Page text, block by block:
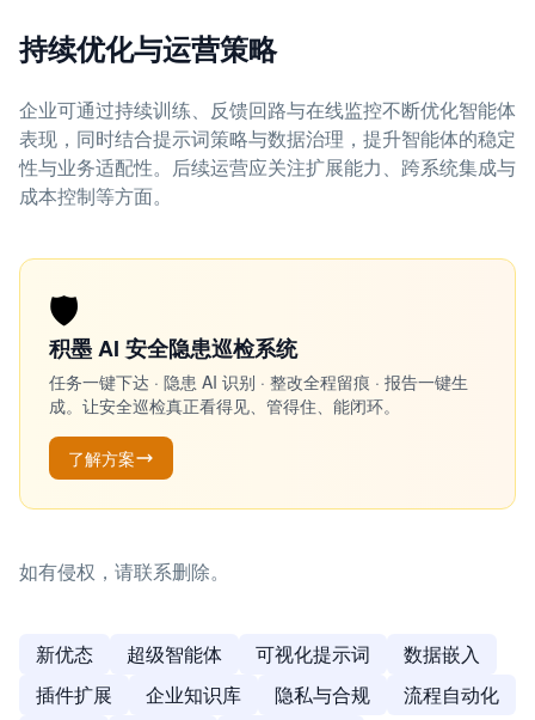
持续优化与运营策略
企业可通过持续训练、反馈回路与在线监控不断优化智能体
表现，同时结合提示词策略与数据治理，提升智能体的稳定
性与业务适配性。后续运营应关注扩展能力、跨系统集成与
成本控制等方面。
🛡️
积墨 AI 安全隐患巡检系统
任务一键下达 · 隐患 AI 识别 · 整改全程留痕 · 报告一键生
成。让安全巡检真正看得见、管得住、能闭环。
了解方案
如有侵权，请联系删除。
新优态 超级智能体 可视化提示词
数据嵌入
插件扩展
企业知识库 隐私与合规
流程自动化